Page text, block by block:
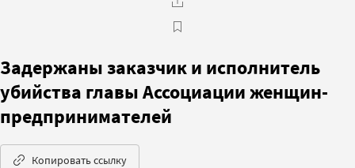
Задержаны заказчик и исполнитель
убийства главы Ассоциации женщин-
предпринимателей
Копировать ссылку